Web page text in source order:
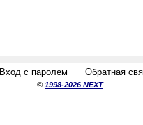
Вход с паролем Обратная
© 1998-2026 NEXT.